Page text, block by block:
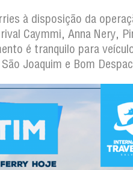
à disposição da
Caymmi, Anna Nery,
é tranquilo para
Joaquim e Bom